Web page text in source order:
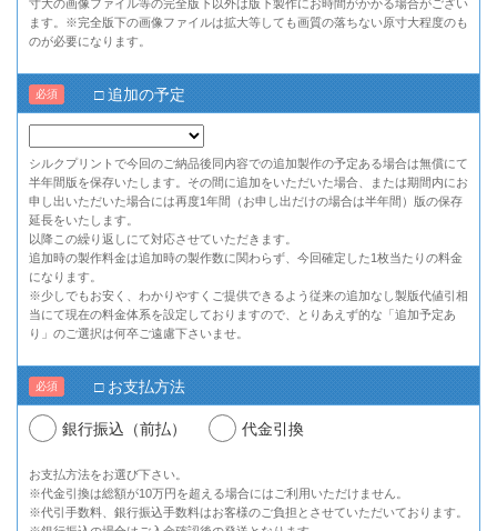
寸大の画像ファイル等の完全版下以外は版下製作にお時間がかかる場合がござい
ます。※完全版下の画像ファイルは拡大等しても画質の落ちない原寸大程度のも
のが必要になります。
□ 追加の予定
必須
シルクプリントで今回のご納品後同内容での追加製作の予定ある場合は無償にて
半年間版を保存いたします。その間に追加をいただいた場合、または期間内にお
申し出いただいた場合には再度1年間（お申し出だけの場合は半年間）版の保存
延長をいたします。
以降この繰り返しにて対応させていただきます。
追加時の製作料金は追加時の製作数に関わらず、今回確定した1枚当たりの料金
になります。
※少しでもお安く、わかりやすくご提供できるよう従来の追加なし製版代値引相
当にて現在の料金体系を設定しておりますので、とりあえず的な「追加予定あ
り」のご選択は何卒ご遠慮下さいませ。
□ お支払方法
必須
銀行振込（前払） 代金引換
お支払方法をお選び下さい。
※代金引換は総額が10万円を超える場合にはご利用いただけません。
※代引手数料、銀行振込手数料はお客様のご負担とさせていただいております。